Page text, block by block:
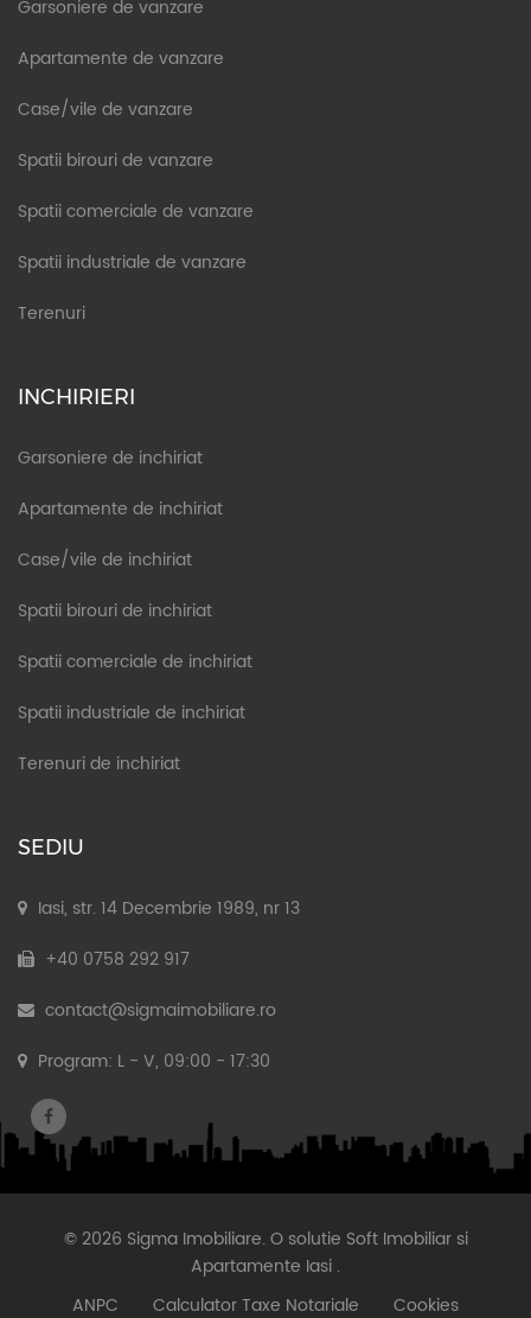
Garsoniere de vanzare
Apartamente de vanzare
Case/vile de vanzare
Spatii birouri de vanzare
Spatii comerciale de vanzare
Spatii industriale de vanzare
Terenuri
INCHIRIERI
Garsoniere de inchiriat
Apartamente de inchiriat
Case/vile de inchiriat
Spatii birouri de inchiriat
Spatii comerciale de inchiriat
Spatii industriale de inchiriat
Terenuri de inchiriat
SEDIU
Iasi, str. 14 Decembrie 1989, nr 13
+40 0758 292 917
contact@sigmaimobiliare.ro
Program: L - V, 09:00 - 17:30
© 2026 Sigma Imobiliare. O solutie Soft Imobiliarsi
Apartamente Iasi .
ANPC
Calculator Taxe Notariale Cookies